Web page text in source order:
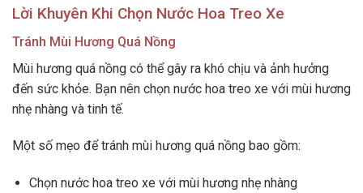
Lời Khuyên Khi Chọn Nước Hoa Treo Xe
Tránh Mùi Hương Quá Nồng
Mùi hương quá nồng có thể gây ra khó chịu và ảnh hưởng
đến sức khỏe. Bạn nên chọn nước hoa treo xe với mùi hương
nhẹ nhàng và tinh tế.
Một số mẹo để tránh mùi hương quá nồng bao gồm:
Chọn nước hoa treo xe với mùi hương nhẹ nhàng